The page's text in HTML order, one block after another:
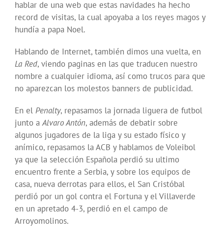
hablar de una web que estas navidades ha hecho
record de visitas, la cual apoyaba a los reyes magos y
hundía a papa Noel.
Hablando de Internet, también dimos una vuelta, en
La Red, viendo paginas en las que traducen nuestro
nombre a cualquier idioma, así como trucos para que
no aparezcan los molestos banners de publicidad.
En el Penalty, repasamos la jornada liguera de futbol
junto aAlvaro Antón, además de debatir sobre
algunos jugadores de la liga y su estado físico y
anímico, repasamos la ACB y hablamos de Voleibol
ya que la selección Española perdió su ultimo
encuentro frente a Serbia, y sobre los equipos de
casa, nueva derrotas para ellos, el San Cristóbal
perdió por un gol contra el Fortuna y el Villaverde
en un apretado 4-3, perdió en el campo de
Arroyomolinos.